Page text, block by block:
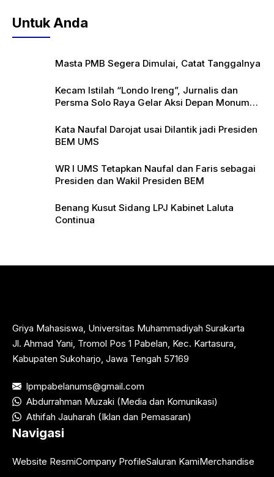
Untuk Anda
Masta PMB Segera Dimulai, Catat Tanggalnya
Kecam Istilah “Londo Ireng”, Jurnalis dan
Persma Solo Raya Gelar Aksi Depan Monumen
Kata Naufal Darojat usai Dilantik jadi Presiden
BEM UMS
WR I UMS Tetapkan Naufal dan Faris sebagai
Presiden dan Wakil Presiden BEM
Benang Kusut Sidang LPJ Kabinet Laluta
Continua
Griya Mahasiswa, Universitas Muhammadiyah Surakarta
Jl. Ahmad Yani, Tromol Pos 1 Pabelan, Kec. Kartasura,
Kabupaten Sukoharjo, Jawa Tengah 57169
lpmpabelanums@gmail.com
Abdurrahman Muzaki (Media dan Komunikasi)
Athifah Jauharah (Iklan dan Pemasaran)
Navigasi
Website ResmiCompany ProfileSaluran KamiMerchandise